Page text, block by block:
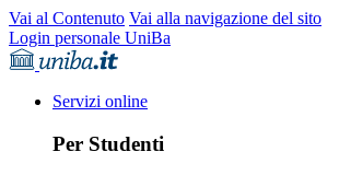
Vai al Contenuto Vai alla navigazione del sito
Login personale UniBa
Servizi online
Per Studenti